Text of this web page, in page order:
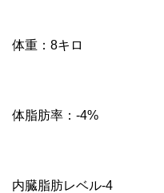
体重：8キロ
体脂肪率：-4%
内臓脂肪レベル-4